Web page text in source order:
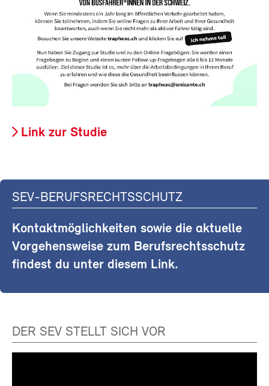
Link zur Studie
SEV-BERUFSRECHTSSCHUTZ
Kontaktmöglichkeiten sowie die aktuelle
Vorgehensweise zum Berufsrechtsschutz
findest du unter diesem Link.
DER SEV STELLT SICH VOR